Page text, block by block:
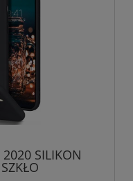
SILIKON